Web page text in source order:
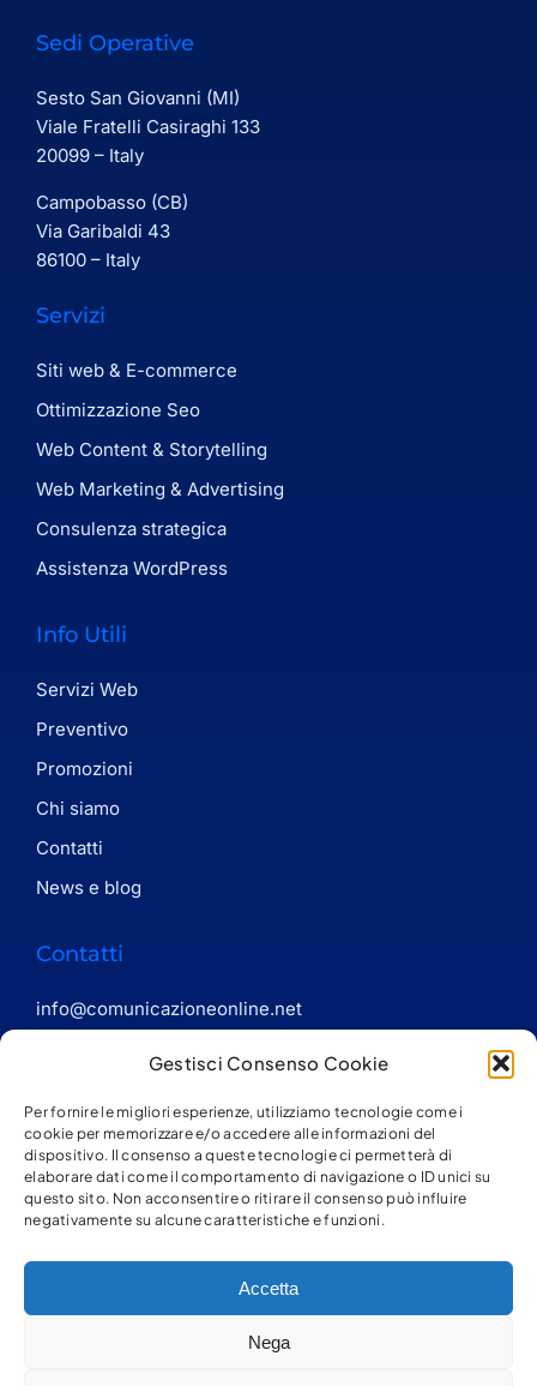
Gestisci Consenso Cookie
Per fornire le migliori esperienze, utilizziamo tecnologie come i
cookie per memorizzare e/o accedere alle informazioni del
dispositivo. Il consenso a queste tecnologie ci permetterà di
elaborare dati come il comportamento di navigazione o ID unici su
questo sito. Non acconsentire o ritirare il consenso può influire
negativamente su alcune caratteristiche e funzioni.
Accetta
Nega
Sedi Operative
Sesto San Giovanni (MI)
Viale Fratelli Casiraghi 133
20099 – Italy
Campobasso (CB)
Via Garibaldi 43
86100 – Italy
Servizi
Siti web & E-commerce
Ottimizzazione Seo
Web Content & Storytelling
Web Marketing & Advertising
Consulenza strategica
Assistenza WordPress
Info Utili
Servizi Web
Preventivo
Promozioni
Chi siamo
Contatti
News e blog
Contatti
info@comunicazioneonline.net
(+39) 3492970846
(+39) 3346063368